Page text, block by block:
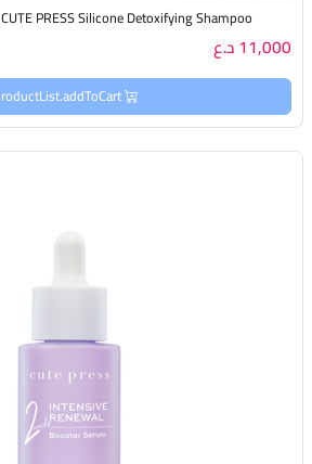
CUTE PRESS Silicone Detoxifying Shampoo شامبو إزالة السموم
11,000 د.ع
productList.addToCart